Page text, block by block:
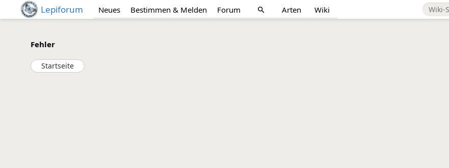
Lepiforum Neues Bestimmen & Melden Forum search Arten Wiki
Fehler
Startseite